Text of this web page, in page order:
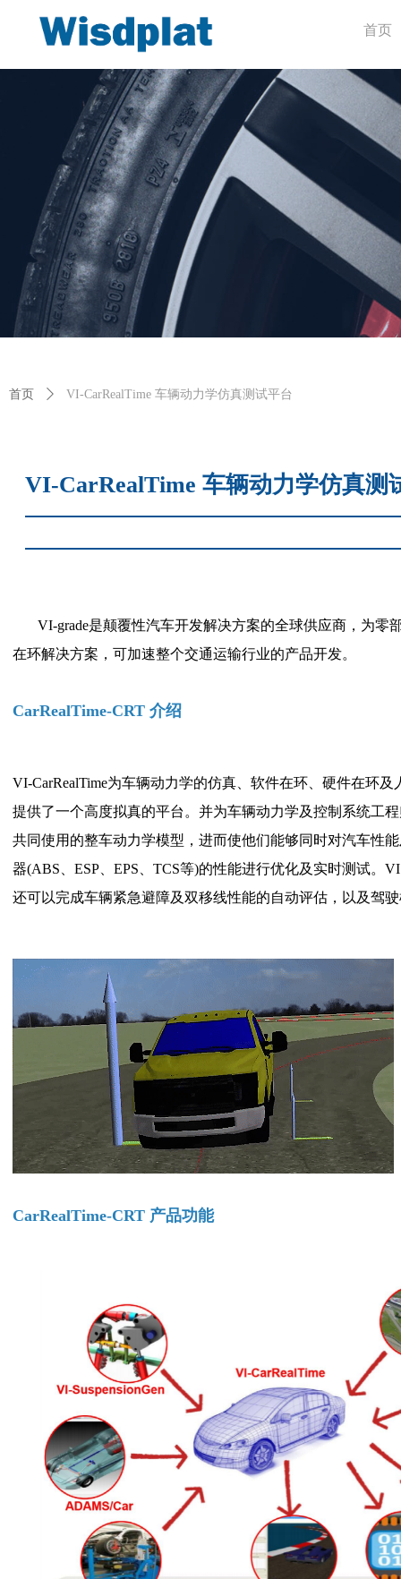
首页
VI-CarRealTime 车辆动力学仿真测
VI-grade是颠覆性汽车开发解决方案的全球供应商，为
在环解决方案，可加速整个交通运输行业的产品开发。
CarRealTime-CRT 介绍
VI-CarRealTime为车辆动力学的仿真、软件在环、硬件在环及
提供了一个高度拟真的平台。并为车辆动力学及控制系统工
共同使用的整车动力学模型，进而使他们能够同时对汽车性
器(ABS、 ESP、EPS、TCS等)的性能进行优化及实时测试。
还可以完成车辆紧急避障及双移线性能的自动评估，以及驾
CarRealTime-CRT 产品功能
首页 ꄲ VI-CarRealTime 车辆动力学仿真测试平台